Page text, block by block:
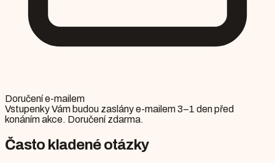
Doručení e-mailem
Vstupenky Vám budou zaslány e-mailem 3–1 den před
konáním akce. Doručení zdarma.
Často kladené otázky